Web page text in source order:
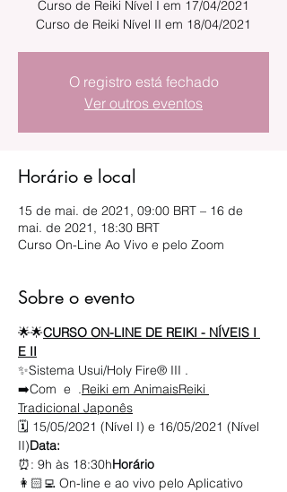
Curso de Reiki Nível I em 17/04/2021
Curso de Reiki Nível II em 18/04/2021
O registro está fechado
Ver outros eventos
Horário e local
15 de mai. de 2021, 09:00 BRT – 16 de
mai. de 2021, 18:30 BRT
Curso On-Line Ao Vivo e pelo Zoom
Sobre o evento
🌟🌟CURSO ON-LINE DE REIKI - NÍVEIS I
E II
✨Sistema Usui/Holy Fire® III .
➡️Com e .Reiki em AnimaisReiki
Tradicional Japonês
🗓 15/05/2021 (Nível I) e 16/05/2021 (Nível
II)Data:
⏰: 9h às 18:30hHorário
👩🏻‍💻 On-line e ao vivo pelo Aplicativo